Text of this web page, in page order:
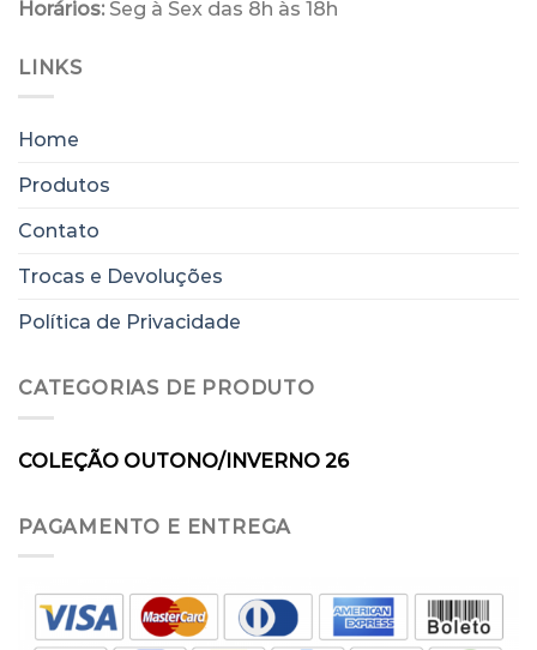
página
Horários: Seg à Sex das 8h às 18h
LINKS
Home
Produtos
Contato
Trocas e Devoluções
Política de Privacidade
CATEGORIAS DE PRODUTO
COLEÇÃO OUTONO/INVERNO 26
PAGAMENTO E ENTREGA